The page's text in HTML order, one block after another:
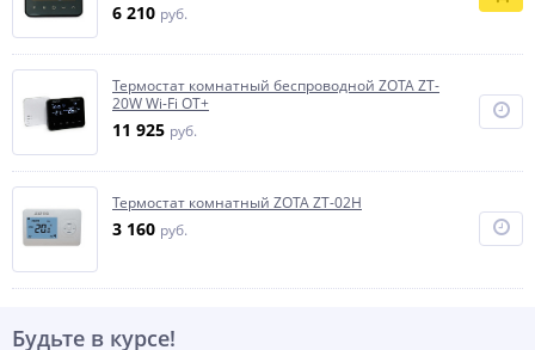
6 210 руб.
Термостат комнатный беспроводной ZOTA ZT-
20W Wi-Fi OT+
11 925 руб.
Термостат комнатный ZOTA ZT-02H
3 160 руб.
Будьте в курсе!